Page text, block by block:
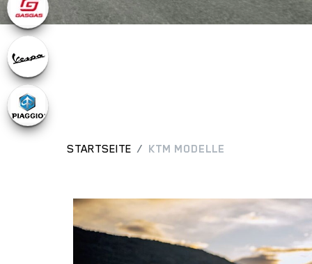
STARTSEITE KTM MODELLE